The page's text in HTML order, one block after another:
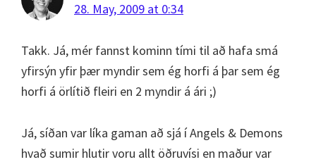
28. May, 2009 at 0:34
Takk. Já, mér fannst kominn tími til að hafa smá
yfirsýn yfir þær myndir sem ég horfi á þar sem ég
horfi á örlítið fleiri en 2 myndir á ári ;)
Já, síðan var líka gaman að sjá í Angels & Demons
hvað sumir hlutir voru allt öðruvísi en maður var